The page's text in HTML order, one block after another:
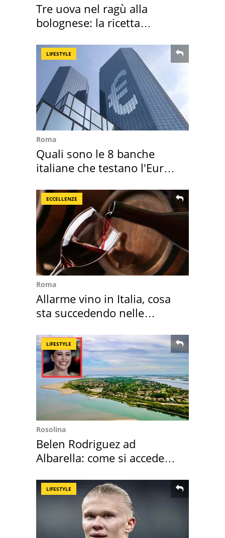
Tre uova nel ragù alla
bolognese: la ricetta
LIFESTYLE
Roma
Quali sono le 8 banche
italiane che testano l'Euro
ECCELLENZE
Roma
Allarme vino in Italia, cosa
sta succedendo nelle
LIFESTYLE
Rosolina
Belen Rodriguez ad
Albarella: come si accede
LIFESTYLE